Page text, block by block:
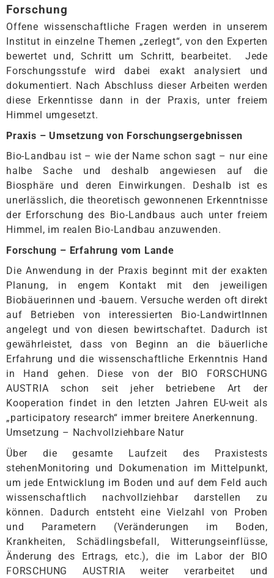
Forschung
Offene wissenschaftliche Fragen werden in unserem
Institut in einzelne Themen „zerlegt“, von den Experten
bewertet und, Schritt um Schritt, bearbeitet. Jede
Forschungsstufe wird dabei exakt analysiert und
dokumentiert. Nach Abschluss dieser Arbeiten werden
diese Erkenntisse dann in der Praxis, unter freiem
Himmel umgesetzt.
Praxis – Umsetzung von Forschungsergebnissen
Bio-Landbau ist – wie der Name schon sagt – nur eine
halbe Sache und deshalb angewiesen auf die
Biosphäre und deren Einwirkungen. Deshalb ist es
unerlässlich, die theoretisch gewonnenen Erkenntnisse
der Erforschung des Bio-Landbaus auch unter freiem
Himmel, im realen Bio-Landbau anzuwenden.
Forschung – Erfahrung vom Lande
Die Anwendung in der Praxis beginnt mit der exakten
Planung, in engem Kontakt mit den jeweiligen
Biobäuerinnen und -bauern. Versuche werden oft direkt
auf Betrieben von interessierten Bio-LandwirtInnen
angelegt und von diesen bewirtschaftet. Dadurch ist
gewährleistet, dass von Beginn an die bäuerliche
Erfahrung und die wissenschaftliche Erkenntnis Hand
in Hand gehen. Diese von der BIO FORSCHUNG
AUSTRIA schon seit jeher betriebene Art der
Kooperation findet in den letzten Jahren EU-weit als
„participatory research“ immer breitere Anerkennung.
Umsetzung – Nachvollziehbare Natur
Über die gesamte Laufzeit des Praxistests
stehenMonitoring und Dokumenation im Mittelpunkt,
um jede Entwicklung im Boden und auf dem Feld auch
wissenschaftlich nachvollziehbar darstellen zu
können. Dadurch entsteht eine Vielzahl von Proben
und Parametern (Veränderungen im Boden,
Krankheiten, Schädlingsbefall, Witterungseinflüsse,
Änderung des Ertrags, etc.), die im Labor der BIO
FORSCHUNG AUSTRIA weiter verarbeitet und